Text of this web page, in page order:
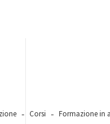
Corsi Formazione in